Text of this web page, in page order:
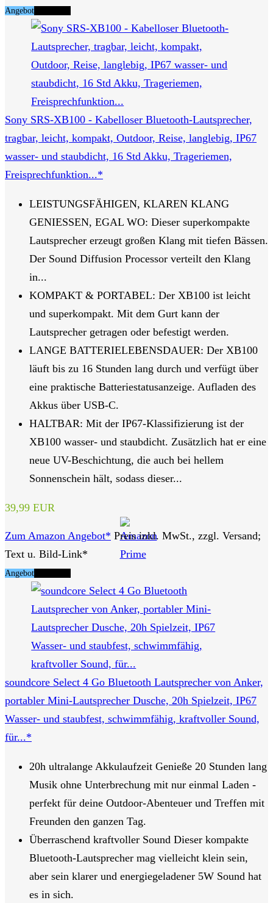
Angebot
Sony SRS-XB100 - Kabelloser Bluetooth-Lautsprecher,
tragbar, leicht, kompakt, Outdoor, Reise, langlebig, IP67
wasser- und staubdicht, 16 Std Akku, Trageriemen,
Freisprechfunktion...*
LEISTUNGSFÄHIGEN, KLAREN KLANG
GENIESSEN, EGAL WO: Dieser superkompakte
Lautsprecher erzeugt großen Klang mit tiefen Bässen.
Der Sound Diffusion Processor verteilt den Klang
in...
KOMPAKT & PORTABEL: Der XB100 ist leicht
und superkompakt. Mit dem Gurt kann der
Lautsprecher getragen oder befestigt werden.
LANGE BATTERIELEBENSDAUER: Der XB100
läuft bis zu 16 Stunden lang durch und verfügt über
eine praktische Batteriestatusanzeige. Aufladen des
Akkus über USB-C.
HALTBAR: Mit der IP67-Klassifizierung ist der
XB100 wasser- und staubdicht. Zusätzlich hat er eine
neue UV-Beschichtung, die auch bei hellem
Sonnenschein hält, sodass dieser...
39,99 EUR
Zum Amazon Angebot* Preis inkl. MwSt., zzgl. Versand;
Text u. Bild-Link*
Angebot
soundcore Select 4 Go Bluetooth Lautsprecher von Anker,
portabler Mini-Lautsprecher Dusche, 20h Spielzeit, IP67
Wasser- und staubfest, schwimmfähig, kraftvoller Sound,
für...*
20h ultralange Akkulaufzeit Genieße 20 Stunden lang
Musik ohne Unterbrechung mit nur einmal Laden -
perfekt für deine Outdoor-Abenteuer und Treffen mit
Freunden den ganzen Tag.
Überraschend kraftvoller Sound Dieser kompakte
Bluetooth-Lautsprecher mag vielleicht klein sein,
aber sein klarer und energiegeladener 5W Sound hat
es in sich.